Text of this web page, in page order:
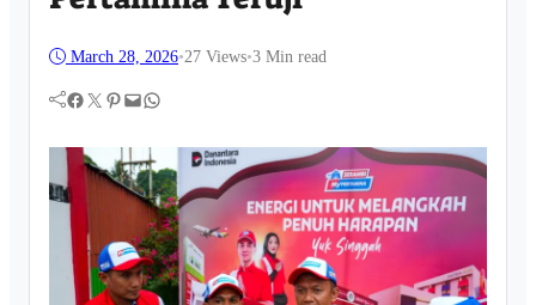
March 28, 2026•27 Views•3 Min read
Facebook Twitter Pinterest Mail WhatsApp